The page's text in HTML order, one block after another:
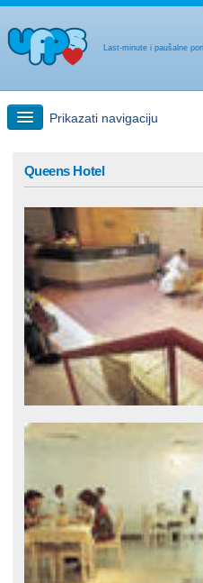
Last-minute i paušalne
Prikazati navigaciju
Putovanja: Pretraga
"Last Minute"ponuda
Druga država
Queens Hotel